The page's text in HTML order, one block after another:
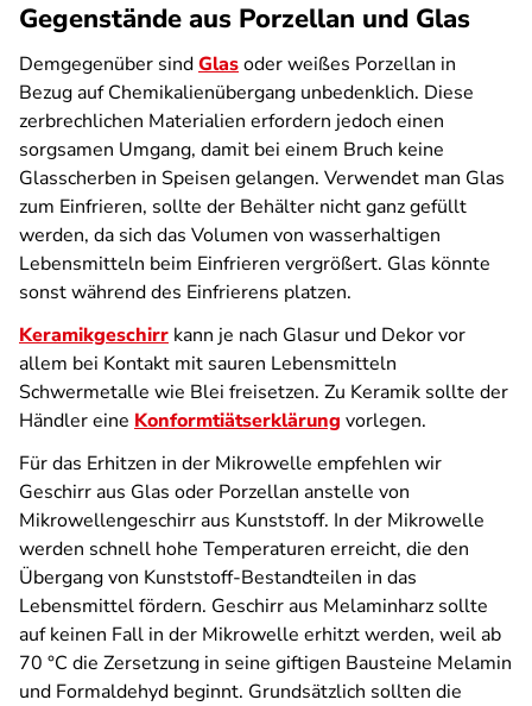
Gegenstände aus Porzellan und Glas
Demgegenüber sindGlasoder weißes Porzellan in
Bezug auf Chemikalienübergang unbedenklich. Diese
zerbrechlichen Materialien erfordern jedoch einen
sorgsamen Umgang, damit bei einem Bruch keine
Glasscherben in Speisen gelangen. Verwendet man Glas
zum Einfrieren, sollte der Behälter nicht ganz gefüllt
werden, da sich das Volumen von wasserhaltigen
Lebensmitteln beim Einfrieren vergrößert. Glas könnte
sonst während des Einfrierens platzen.
Keramikgeschirr kann je nach Glasur und Dekor vor
allem bei Kontakt mit sauren Lebensmitteln
Schwermetalle wie Blei freisetzen. Zu Keramik sollte der
Händler eine Konformtiätserklärung vorlegen.
Für das Erhitzen in der Mikrowelle empfehlen wir
Geschirr aus Glas oder Porzellan anstelle von
Mikrowellengeschirr aus Kunststoff. In der Mikrowelle
werden schnell hohe Temperaturen erreicht, die den
Übergang von Kunststoff-Bestandteilen in das
Lebensmittel fördern. Geschirr aus Melaminharz sollte
auf keinen Fall in der Mikrowelle erhitzt werden, weil ab
70 °C die Zersetzung in seine giftigen Bausteine Melamin
und Formaldehyd beginnt. Grundsätzlich sollten die